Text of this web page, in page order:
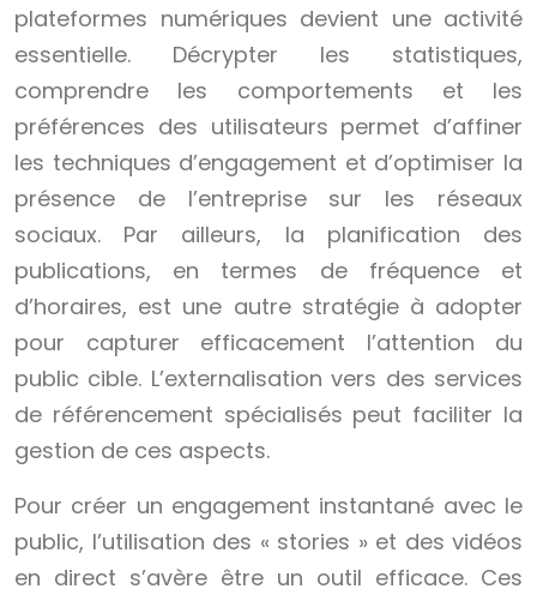
plateformes numériques devient une activité
essentielle. Décrypter les statistiques,
comprendre les comportements et les
préférences des utilisateurs permet d’affiner
les techniques d’engagement et d’optimiser la
présence de l’entreprise sur les réseaux
sociaux. Par ailleurs, la planification des
publications, en termes de fréquence et
d’horaires, est une autre stratégie à adopter
pour capturer efficacement l’attention du
public cible. L’externalisation vers des services
de référencement spécialisés peut faciliter la
gestion de ces aspects.
Pour créer un engagement instantané avec le
public, l’utilisation des « stories » et des vidéos
en direct s’avère être un outil efficace. Ces